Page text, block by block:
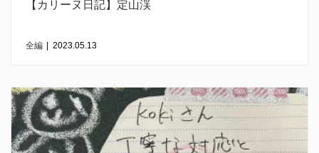
【カリーヌ日記】定山渓
全編 2023.05.13